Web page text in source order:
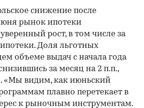
снижение после
рынок ипотеки
рост, в том числе за
Доля льготных
объеме выдач с начала года
за месяц на 2 п.п.,
«Мы видим, как июньский
плавно перетекает в
к рыночным инструментам.